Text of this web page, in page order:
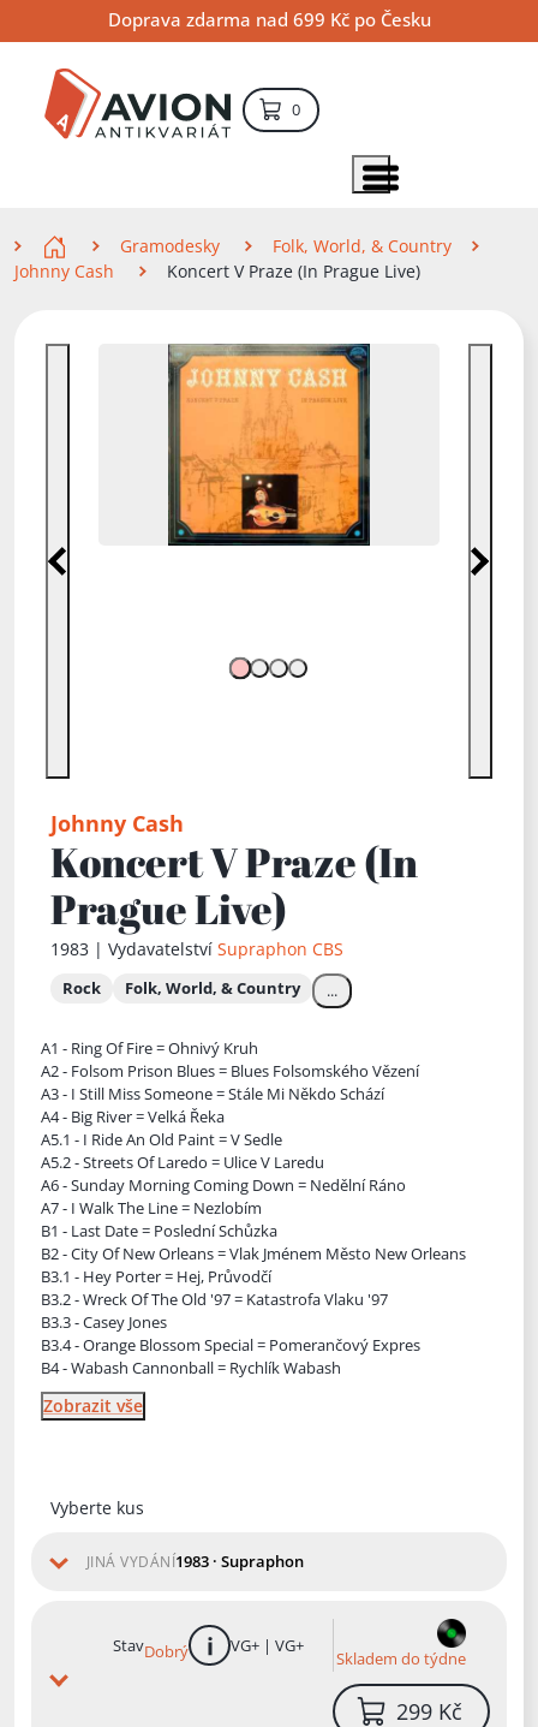
na
obsah
na
navigaci
na
vyhledávání
Doprava zdarma nad 699 Kč po Česku
0položek – košík
Zobrazit položky menu
Gramodesky
Folk, World, & Country
Johnny Cash
Koncert V Praze (In Prague Live)
Předchozí Další
Johnny Cash
Koncert V Praze (In
Prague Live)
1983 | Vydavatelství Supraphon CBS
Rock Folk, World, & Country ...
A1 - Ring Of Fire = Ohnivý Kruh
A2 - Folsom Prison Blues = Blues Folsomského Vězení
A3 - I Still Miss Someone = Stále Mi Někdo Schází
A4 - Big River = Velká Řeka
A5.1 - I Ride An Old Paint= V Sedle
A5.2 - Streets Of Laredo = Ulice V Laredu
A6 - Sunday Morning Coming Down = Nedělní Ráno
A7 - I Walk The Line = Nezlobím
B1 - Last Date = Poslední Schůzka
B2 - City Of New Orleans = Vlak Jménem Město New Orleans
B3.1 - Hey Porter = Hej, Průvodčí
B3.2 - Wreck Of The Old '97 = Katastrofa Vlaku '97
B3.3 - Casey Jones
B3.4 - Orange Blossom Special = Pomerančový Expres
B4 - Wabash Cannonball = Rychlík Wabash
Zobrazit vše
Vyberte kus
JINÁ VYDÁNÍ1983 · Supraphon
StavDobrý více informací
VG+ | VG+
Skladem do týdne
299 Kč